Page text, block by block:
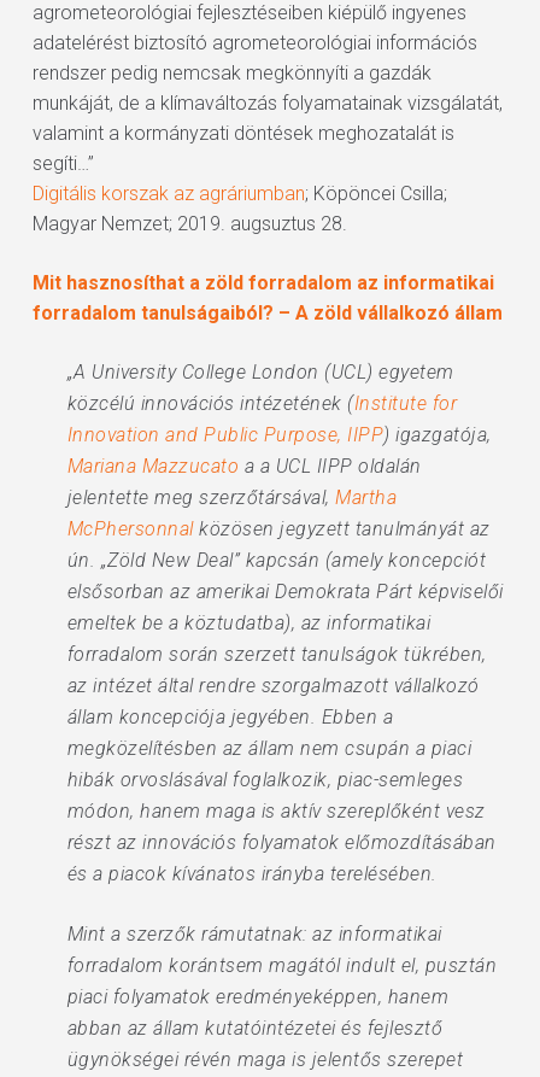
agrometeorológiai fejlesztéseiben kiépülő ingyenes
adatelérést biztosító agrometeorológiai információs
rendszer pedig nemcsak megkönnyíti a gazdák
munkáját, de a klímaváltozás folyamatainak vizsgálatát,
valamint a kormányzati döntések meghozatalát is
segíti…”
Digitális korszak az agráriumban; Köpöncei Csilla;
Magyar Nemzet; 2019. augsuztus 28.
Mit hasznosíthat a zöld forradalom az informatikai
forradalom tanulságaiból? – A zöld vállalkozó állam
„A University College London (UCL) egyetem
közcélú innovációs intézetének (Institute for
Innovation and Public Purpose, IIPP) igazgatója,
Mariana Mazzucato a a UCL IIPP oldalán
jelentette meg szerzőtársával,Martha
McPhersonnalközösen jegyzett tanulmányát az
ún. „Zöld New Deal” kapcsán (amely koncepciót
elsősorban az amerikai Demokrata Párt képviselői
emeltek be a köztudatba), az informatikai
forradalom során szerzett tanulságok tükrében,
az intézet által rendre szorgalmazott vállalkozó
állam koncepciója jegyében. Ebben a
megközelítésben az állam nem csupán a piaci
hibák orvoslásával foglalkozik, piac-semleges
módon, hanem maga is aktív szereplőként vesz
részt az innovációs folyamatok előmozdításában
és a piacok kívánatos irányba terelésében.
Mint a szerzők rámutatnak: az informatikai
forradalom korántsem magától indult el, pusztán
piaci folyamatok eredményeképpen, hanem
abban az állam kutatóintézetei és fejlesztő
ügynökségei révén maga is jelentős szerepet